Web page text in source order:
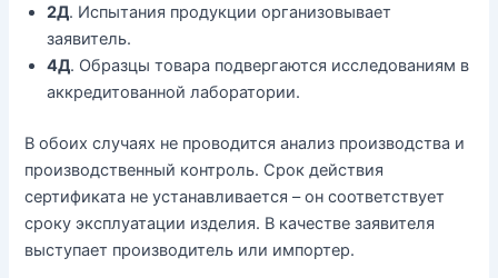
2Д. Испытания продукции организовывает
заявитель.
4Д. Образцы товара подвергаются исследованиям в
аккредитованной лаборатории.
В обоих случаях не проводится анализ производства и
производственный контроль. Срок действия
сертификата не устанавливается – он соответствует
сроку эксплуатации изделия. В качестве заявителя
выступает производитель или импортер.